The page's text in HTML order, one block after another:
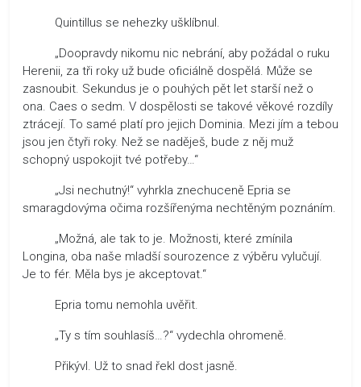
Quintillus se nehezky ušklíbnul.
„Doopravdy nikomu nic nebrání, aby požádal o ruku
Herenii, za tři roky už bude oficiálně dospělá. Může se
zasnoubit. Sekundus je o pouhých pět let starší než o
ona. Caes o sedm. V dospělosti se takové věkové rozdíly
ztrácejí. To samé platí pro jejich Dominia. Mezi jím a tebou
jsou jen čtyři roky. Než se naděješ, bude z něj muž
schopný uspokojit tvé potřeby…“
„Jsi nechutný!“ vyhrkla znechuceně Epria se
smaragdovýma očima rozšířenýma nechtěným poznáním.
„Možná, ale tak to je. Možnosti, které zmínila
Longina, oba naše mladší sourozence z výběru vylučují.
Je to fér. Měla bys je akceptovat.“
Epria tomu nemohla uvěřit.
„Ty s tím souhlasíš…?“ vydechla ohromeně.
Přikývl. Už to snad řekl dost jasně.